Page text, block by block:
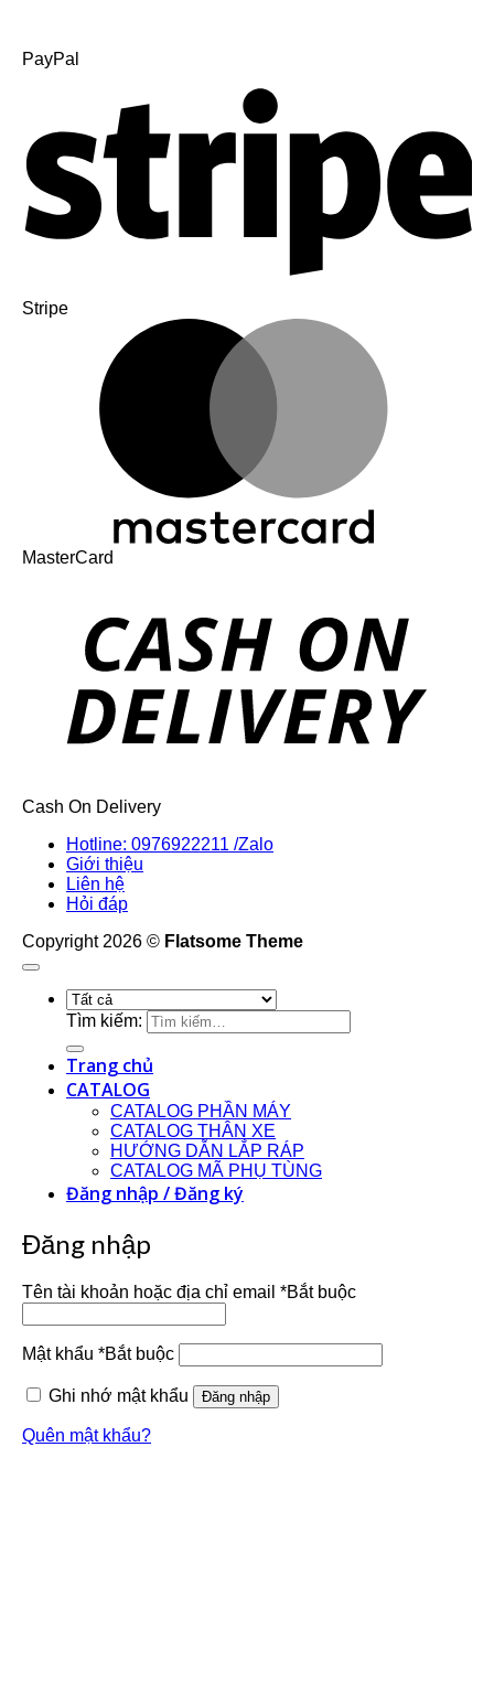
PayPal
Stripe
MasterCard
Cash On Delivery
Hotline: 0976922211 /Zalo
Giới thiệu
Liên hệ
Hỏi đáp
Copyright 2026 © Flatsome Theme
Tìm kiếm:
Trang chủ
CATALOG
CATALOG PHẦN MÁY
CATALOG THÂN XE
HƯỚNG DẪN LẮP RÁP
CATALOG MÃ PHỤ TÙNG
Đăng nhập / Đăng ký
Đăng nhập
Tên tài khoản hoặc địa chỉ email *Bắt buộc
Mật khẩu *Bắt buộc
Ghi nhớ mật khẩu Đăng nhập
Quên mật khẩu?